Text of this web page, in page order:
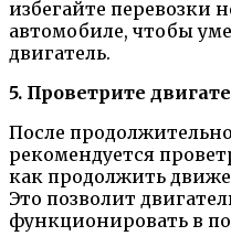
избегайте перевозки
автомобиле, чтобы
двигатель.
5. Проветрите
После
рекомендуется
как продолжить
Это позволит
функционировать в